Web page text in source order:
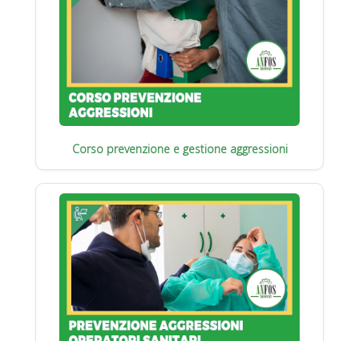
Corso prevenzione e gestione aggressioni